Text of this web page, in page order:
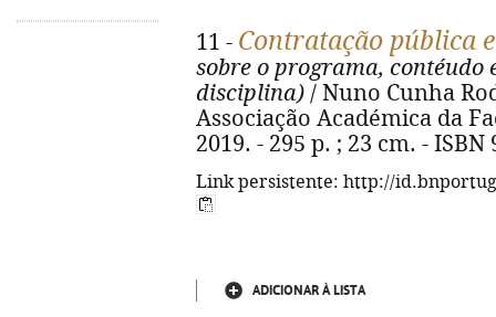
11 - Contratação pública
sobre o programa, contéudo
disciplina) / Nuno Cunha
Associação Académica da
2019. - 295 p. ; 23 cm. - ISBN
Link persistente: http://
ADICIONAR À LISTA